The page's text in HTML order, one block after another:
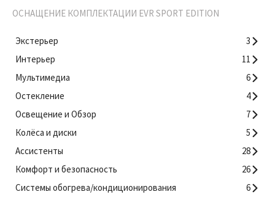
ОСНАЩЕНИЕ КОМПЛЕКТАЦИИ EVR SPORT EDITION
Экстерьер
3
Интерьер
11
Мультимедиа
6
Остекление
4
Освещение и Обзор
7
Колёса и диски
5
Ассистенты
28
Комфорт и безопасность
26
Системы обогрева/кондиционирования
6